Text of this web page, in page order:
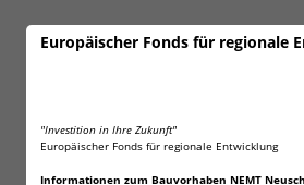
Europäischer Fonds für regionale
"Investition in Ihre Zukunft"
Europäischer Fonds für regionale Entwicklung
Informationen zum Bauvorhaben NEMT